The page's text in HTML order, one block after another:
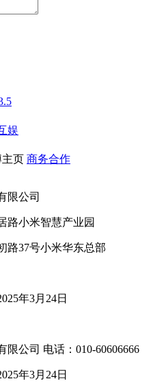
娱
页 商务合作
限公司
路小米智慧产业园
路37号小米华东总部
年3月24日
公司 电话：010-60606666
年3月24日